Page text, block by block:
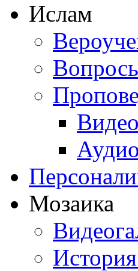
Ислам
Мозаика